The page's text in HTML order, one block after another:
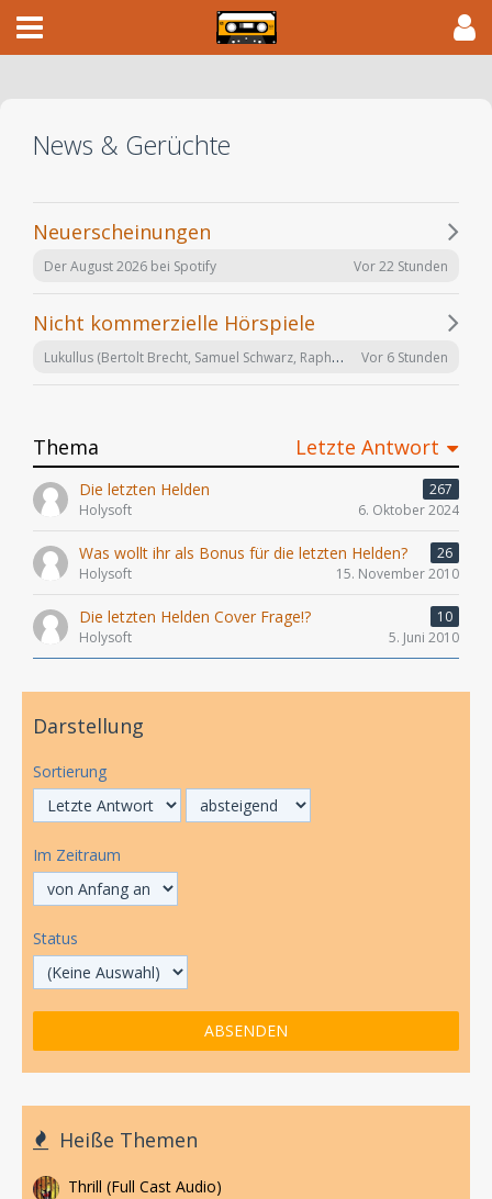
News & Gerüchte
Neuerscheinungen
Der August 2026 bei Spotify Vor 22 Stunden
Nicht kommerzielle Hörspiele
Lukullus (Bertolt Brecht, Samuel Schwarz, Raphael Urweider) SRF 2018 Vor 6 Stunden
Thema Letzte Antwort
Die letzten Helden
267
Holysoft
6. Oktober 2024
Was wollt ihr als Bonus für die letzten Helden?
26
Holysoft
15. November 2010
Die letzten Helden Cover Frage!?
10
Holysoft
5. Juni 2010
Darstellung
Sortierung
Im Zeitraum
Status
Heiße Themen
Thrill (Full Cast Audio)